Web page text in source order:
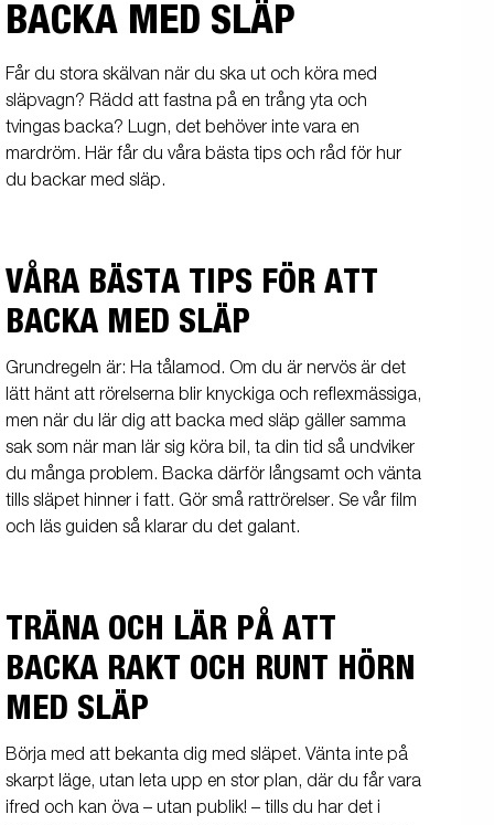
BACKA MED SLÄP
Får du stora skälvan när du ska ut och köra med
släpvagn? Rädd att fastna på en trång yta och
tvingas backa? Lugn, det behöver inte vara en
mardröm. Här får du våra bästa tips och råd för hur
du backar med släp.
VÅRA BÄSTA TIPS FÖR ATT
BACKA MED SLÄP
Grundregeln är: Ha tålamod. Om du är nervös är det
lätt hänt att rörelserna blir knyckiga och reflexmässiga,
men när du lär dig att backa med släp gäller samma
sak som när man lär sig köra bil, ta din tid så undviker
du många problem. Backa därför långsamt och vänta
tills släpet hinner i fatt. Gör små rattrörelser. Se vår film
och läs guiden så klarar du det galant.
TRÄNA OCH LÄR PÅ ATT
BACKA RAKT OCH RUNT HÖRN
MED SLÄP
Börja med att bekanta dig med släpet. Vänta inte på
skarpt läge, utan leta upp en stor plan, där du får vara
ifred och kan öva – utan publik! – tills du har det i